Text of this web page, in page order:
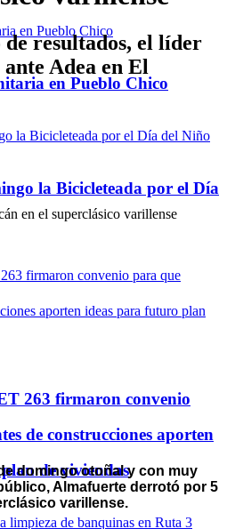
en Pueblo Chico
la Bicicleteada por el Día
263 firmaron convenio
de construcciones aporten
de viviendas
resultados, el líder
Adea en El
domingo otoñal y con muy
Almafuerte derrotó por 5
varillense.